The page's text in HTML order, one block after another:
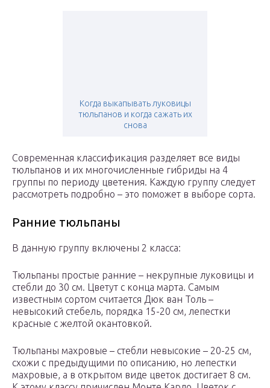
Когда выкапывать луковицы
тюльпанов и когда сажать их
снова
Современная классификация разделяет все виды
тюльпанов и их многочисленные гибриды на 4
группы по периоду цветения. Каждую группу следует
рассмотреть подробно – это поможет в выборе сорта.
Ранние тюльпаны
В данную группу включены 2 класса:
Тюльпаны простые ранние – некрупные луковицы и
стебли до 30 см. Цветут с конца марта. Самым
известным сортом считается Дюк ван Толь –
невысокий стебель, порядка 15-20 см, лепестки
красные с желтой окантовкой.
Тюльпаны махровые – стебли невысокие – 20-25 см,
схожи с предыдущими по описанию, но лепестки
махровые, а в открытом виде цветок достигает 8 см.